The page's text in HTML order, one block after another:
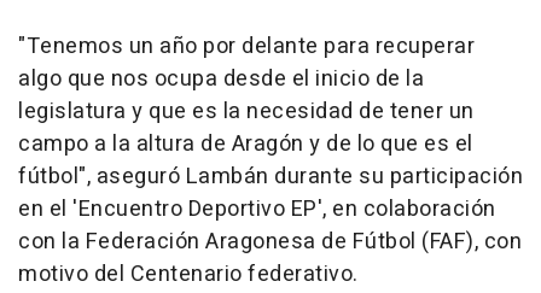
"Tenemos un año por delante para recuperar
algo que nos ocupa desde el inicio de la
legislatura y que es la necesidad de tener un
campo a la altura de Aragón y de lo que es el
fútbol", aseguró Lambán durante su participación
en el 'Encuentro Deportivo EP', en colaboración
con la Federación Aragonesa de Fútbol (FAF), con
motivo del Centenario federativo.